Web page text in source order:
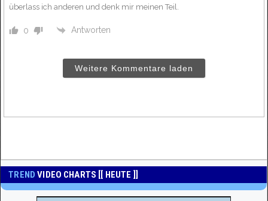
überlass ich anderen und denk mir meinen Teil.
0 Antworten
Weitere Kommentare laden
TRENDVIDEO CHARTS [[ HEUTE ]]